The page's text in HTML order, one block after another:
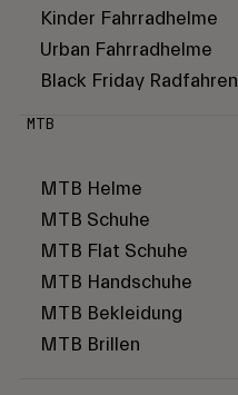
Kinder Fahrradhelme
Urban Fahrradhelme
Black Friday Radfahren
MTB
MTB Helme
MTB Schuhe
MTB Flat Schuhe
MTB Handschuhe
MTB Bekleidung
MTB Brillen